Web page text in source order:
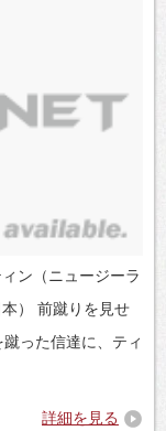
ン（ニュージーラ
） 前蹴りを見せ
った信達に、ティ
詳細を見る